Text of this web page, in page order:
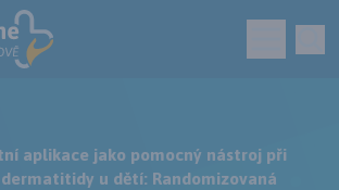
aplikace jako pomocný nástroj při
u dětí: Randomizovaná